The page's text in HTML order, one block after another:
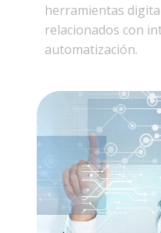
herramientas
relacionados con
automatización.